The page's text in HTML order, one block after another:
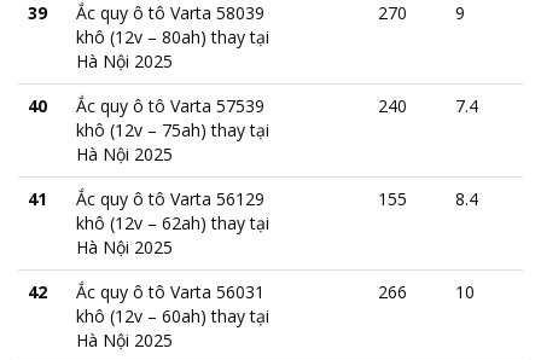
39
Ắc quy ô tô Varta 58039
khô (12v – 80ah) thay tại
Hà Nội 2025
270 9
40
Ắc quy ô tô Varta 57539
khô (12v – 75ah) thay tại
Hà Nội 2025
240 7.4
41
Ắc quy ô tô Varta 56129
khô (12v – 62ah) thay tại
Hà Nội 2025
155 8.4
42
Ắc quy ô tô Varta 56031
khô (12v – 60ah) thay tại
Hà Nội 2025
266 10